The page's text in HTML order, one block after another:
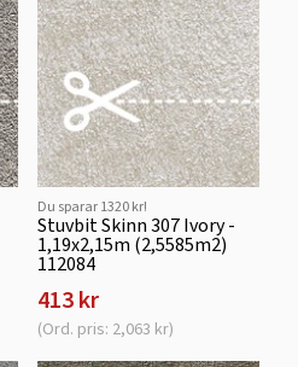
Du sparar 1320 kr!
Stuvbit Skinn 307 Ivory -
1,19x2,15m (2,5585m2)
112084
413 kr
(Ord. pris: 2,063 kr)